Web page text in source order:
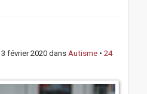
3 février 2020 dans Autisme • 24